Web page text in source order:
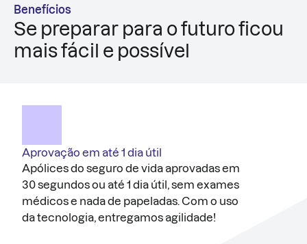
Benefícios
Se preparar para o futuro ficou
mais fácil e possível
Aprovação em até 1 dia útil
Apólices do seguro de vida aprovadas em
30 segundos ou até 1 dia útil, sem exames
médicos e nada de papeladas. Com o uso
da tecnologia, entregamos agilidade!